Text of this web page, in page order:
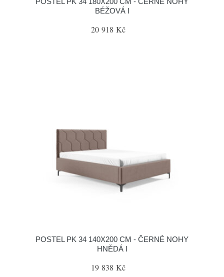
BÉŽOVÁ I
20 918 Kč
POSTEL PK 34 140X200 CM - ČERNÉ NOHY
HNĚDÁ I
19 838 Kč